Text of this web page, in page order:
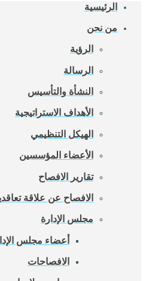
الرئيسية
من نحن
الرؤية
الرسالة
النشأة والتأسيس
الأهداف الاستراتيجية
الهيكل التنظيمي
الأعضاء المؤسسين
تقارير الافصاح
الافصاح عن علاقة
مجلس الإدارة
أعضاء مجلس
الافصاحات